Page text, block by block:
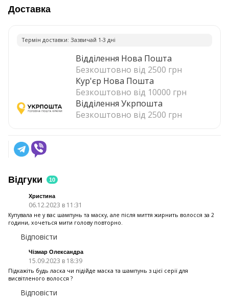
Доставка
Термiн доставки: Зазвичай 1-3 днi
Відділення Нова Пошта
Безкоштовно від 2500 грн
Кур'єр Нова Пошта
Безкоштовно від 10000 грн
Відділення Укрпошта
Безкоштовно від 2500 грн
Відгуки 10
Христина
06.12.2023 в 11:31
Купувала не у вас шампунь та маску, але після миття жирнить волосся за 2
години, хочеться мити голову повторно.
Відповісти
Чізмар Олександра
15.09.2023 в 18:39
Підкажіть будь ласка чи підійде маска та шампунь з цієї серії для
висвітленого волосся ?
Відповісти